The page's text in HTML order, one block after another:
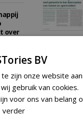
over
april
BV
zijn onze website
gebruik van cookies.
voor ons van belang
verder